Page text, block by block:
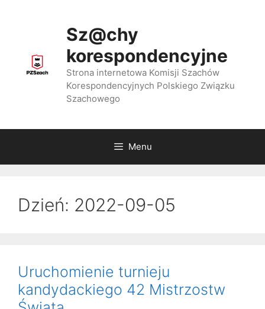
Sz@chy
korespondencyjne
Strona internetowa Komisji Szachów
Korespondencyjnych Polskiego Związku
Szachowego
Menu
Dzień: 2022-09-05
Uruchomienie turnieju
kandydackiego 42 Mistrzostw